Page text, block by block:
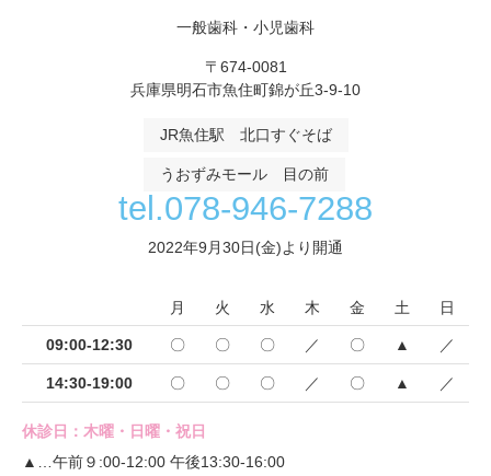
一般歯科・小児歯科
〒674-0081
兵庫県明石市魚住町錦が丘3-9-10
JR魚住駅 北口すぐそば
うおずみモール 目の前
tel.078-946-7288
2022年9月30日(金)より開通
月 火 水 木 金 土 日
09:00-12:30 〇 〇 〇 ／ 〇 ▲ ／
14:30-19:00 〇 〇 〇 ／ 〇 ▲ ／
休診日：木曜・日曜・祝日
▲…午前９:00-12:00 午後13:30-16:00